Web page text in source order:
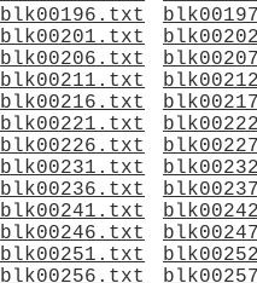
blk00196.txt
blk00201.txt
blk00206.txt
blk00211.txt
blk00216.txt
blk00221.txt
blk00226.txt
blk00231.txt
blk00236.txt
blk00241.txt
blk00246.txt
blk00251.txt
blk00256.txt